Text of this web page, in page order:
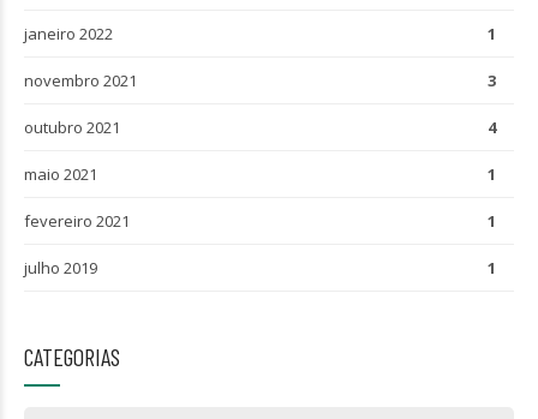
janeiro 2022 1
novembro 2021 3
outubro 2021 4
maio 2021 1
fevereiro 2021 1
julho 2019 1
CATEGORIAS